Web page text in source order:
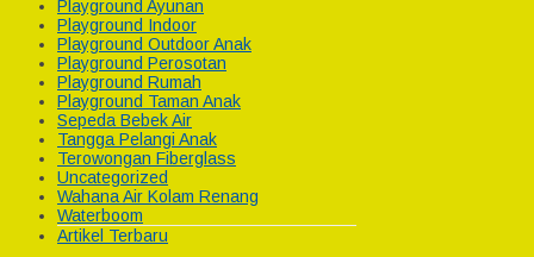
Playground Ayunan
Playground Indoor
Playground Outdoor Anak
Playground Perosotan
Playground Rumah
Playground Taman Anak
Sepeda Bebek Air
Tangga Pelangi Anak
Terowongan Fiberglass
Uncategorized
Wahana Air Kolam Renang
Waterboom
Artikel Terbaru